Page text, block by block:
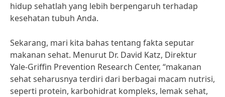
hidup sehatlah yang lebih berpengaruh terhadap
kesehatan tubuh Anda.
Sekarang, mari kita bahas tentang fakta seputar
makanan sehat. Menurut Dr. David Katz, Direktur
Yale-Griffin Prevention Research Center, “makanan
sehat seharusnya terdiri dari berbagai macam nutrisi,
seperti protein, karbohidrat kompleks, lemak sehat,